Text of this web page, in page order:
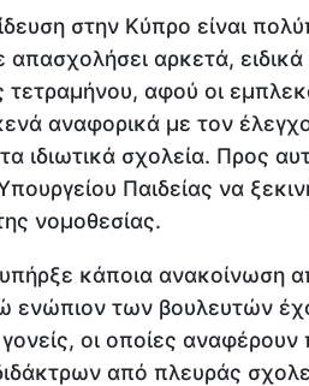
στην Κύπρο είναι
απασχολήσει αρκετά,
τετραμήνου, αφού οι
αναφορικά με τον
ιδιωτικά σχολεία. Προς
Παιδείας να
νομοθεσίας.
κάποια ανακοίνωση
ενώπιον των βουλευτών
οι οποίες αναφέρουν
από πλευράς